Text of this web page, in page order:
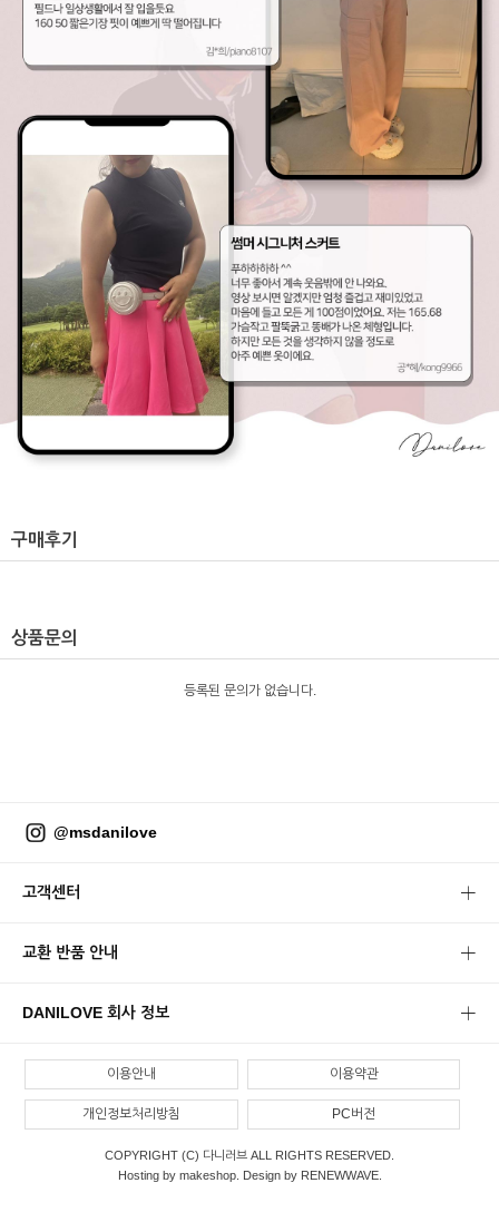
구매후기
상품문의
등록된 문의가 없습니다.
@msdanilove
고객센터
교환 반품 안내
DANILOVE 회사 정보
이용안내 이용약관
개인정보처리방침 PC버전
COPYRIGHT (C) 다니러브 ALL RIGHTS RESERVED.
Hosting by makeshop. Design by RENEWWAVE.